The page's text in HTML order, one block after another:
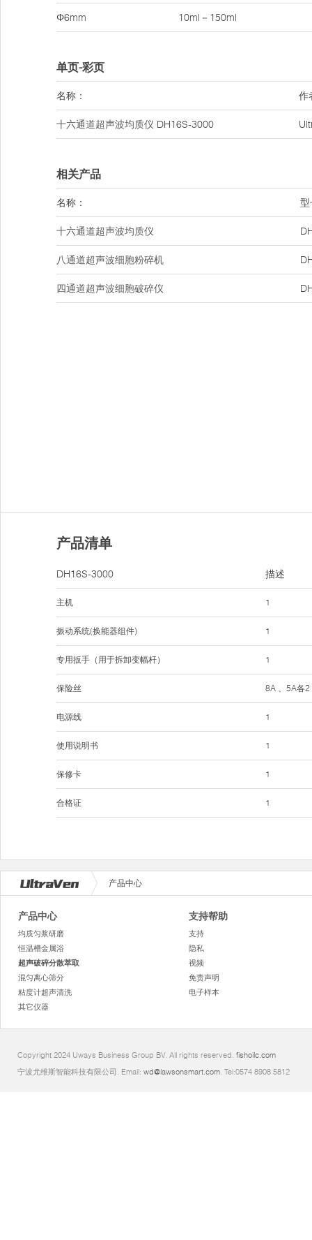
Φ6mm 10ml－150ml
单页-彩页
名称： 作
十六通道超声波均质仪 DH16S-3000
相关产品
名称： 型
十六通道超声波均质仪
八通道超声波细胞粉碎机
四通道超声波细胞破碎仪
产品清单
DH16S-3000
主机
振动系统(换能器组件)
专用扳手（用于拆卸变幅杆）
保险丝
电源线
使用说明书
保修卡
合格证
描述
1
1
1
8A 、5A各2
1
1
1
1
产品中心
产品中心
均质匀浆研磨
恒温槽金属浴
超声破碎分散萃取
混匀离心筛分
粘度计超声清洗
其它仪器
支持帮助
支持
隐私
视频
免责声明
电子样本
Copyright 2024 Uways Business Group BV. All rights reserved. fishoilc.com
宁波尤维斯智能科技有限公司. Email: wd@lawsonsmart.com. Tel:0574 8908 5812